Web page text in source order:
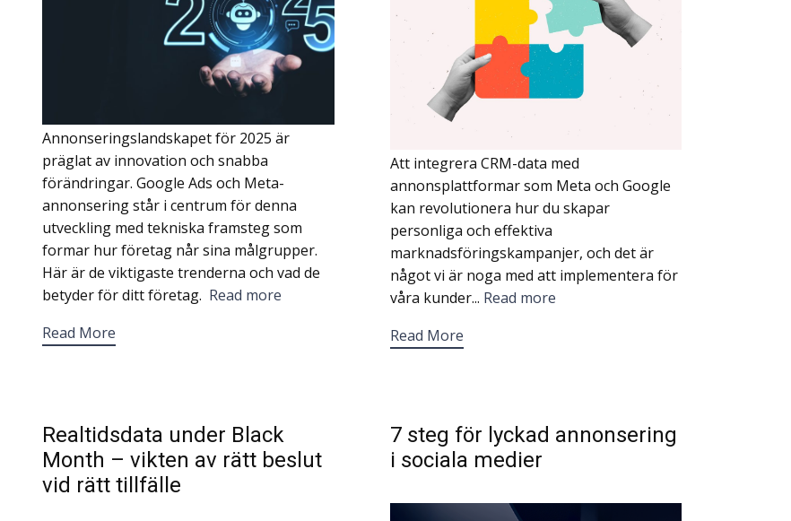
Annonseringslandskapet för 2025 är
präglat av innovation och snabba
förändringar. Google Ads och Meta-
annonsering står i centrum för denna
utveckling med tekniska framsteg som
formar hur företag når sina målgrupper.
Här är de viktigaste trenderna och vad de
betyder för ditt företag. Read more
Read More
Att integrera CRM-data med
annonsplattformar som Meta och Google
kan revolutionera hur du skapar
personliga och effektiva
marknadsföringskampanjer, och det är
något vi är noga med att implementera för
våra kunder... Read more
Read More
Realtidsdata under Black
Month – vikten av rätt beslut
vid rätt tillfälle
7 steg för lyckad annonsering
i sociala medier